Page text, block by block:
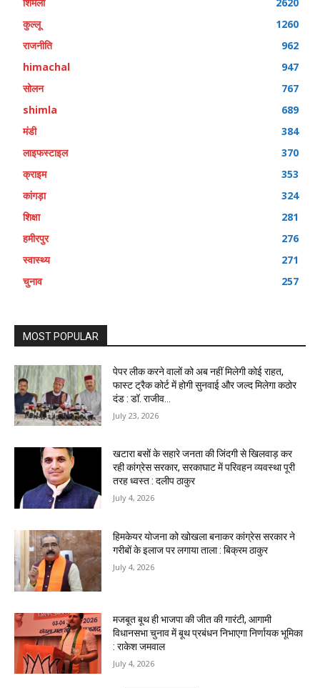
कुल्लू
1260
राजनीति
962
himachal
947
सोलन
767
shimla
689
मंडी
384
लाइफस्टाइल
370
क्राइम
353
कांगड़ा
324
शिक्षा
281
हमीरपुर
276
स्वास्थ्य
271
चुनाव
257
MOST POPULAR
पेपर लीक करने वालों को अब नहीं मिलेगी कोई राहत,
फास्ट ट्रैक कोर्ट में होगी सुनवाई और जल्द मिलेगा कठोर
दंड : डॉ. राजीव...
July 23, 2026
खटारा बसों के सहारे जनता की जिंदगी से खिलवाड़ कर
रही कांग्रेस सरकार, सरकाघाट में परिवहन व्यवस्था पूरी
तरह ध्वस्त : दलीप ठाकुर
July 4, 2026
हिमकेयर योजना को खोखला बनाकर कांग्रेस सरकार ने
गरीबों के इलाज पर लगाया ताला : बिक्रम ठाकुर
July 4, 2026
मजबूत बूथ ही भाजपा की जीत की गारंटी, आगामी
विधानसभा चुनाव में बूथ प्रबंधन निभाएगा निर्णायक भूमिका
: राकेश जमवाल
July 4, 2026